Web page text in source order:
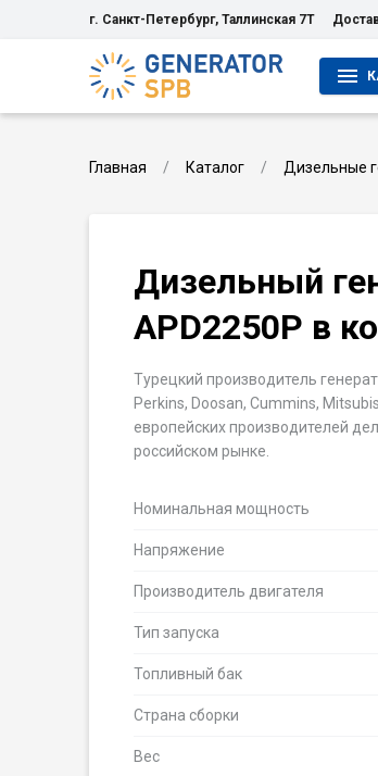
г. Санкт-Петербург, Таллинская 7Т
Главная Каталог Дизельные
Дизельный
APD2250P в
Турецкий производитель
Perkins, Doosan, Cummins,
европейских производителей
российском рынке.
Номинальная мощность
Напряжение
Производитель двигателя
Тип запуска
Топливный бак
Страна сборки
Вес